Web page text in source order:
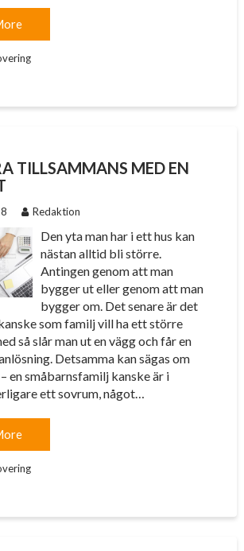
TILLSAMMANS MED EN
Redaktion
Den yta man har i ett hus kan
nästan alltid bli större.
Antingen genom att man
bygger ut eller genom att man
bygger om. Det senare är det
som familj vill ha ett större
så slår man ut en vägg och får en
Detsamma kan sägas om
en småbarnsfamilj kanske är i
ett sovrum, något…